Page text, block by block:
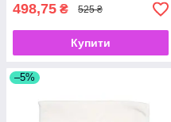
498,75 ₴ 525 ₴
Купити
–5%